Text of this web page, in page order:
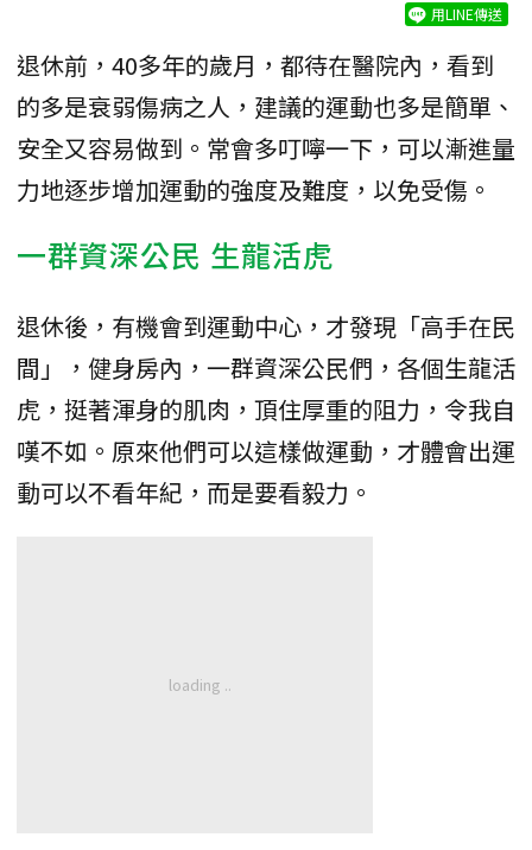
用LINE傳送
退休前，40多年的歲月，都待在醫院內，看到
的多是衰弱傷病之人，建議的運動也多是簡單、
安全又容易做到。常會多叮嚀一下，可以漸進量
力地逐步增加運動的強度及難度，以免受傷。
一群資深公民 生龍活虎
退休後，有機會到運動中心，才發現「高手在民
間」，健身房內，一群資深公民們，各個生龍活
虎，挺著渾身的肌肉，頂住厚重的阻力，令我自
嘆不如。原來他們可以這樣做運動，才體會出運
動可以不看年紀，而是要看毅力。